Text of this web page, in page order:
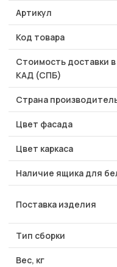
Артикул
Код товара
Стоимость доставки
КАД (СПБ)
Страна
Цвет фасада
Цвет каркаса
Наличие ящика для
Поставка изделия
Тип сборки
Вес, кг